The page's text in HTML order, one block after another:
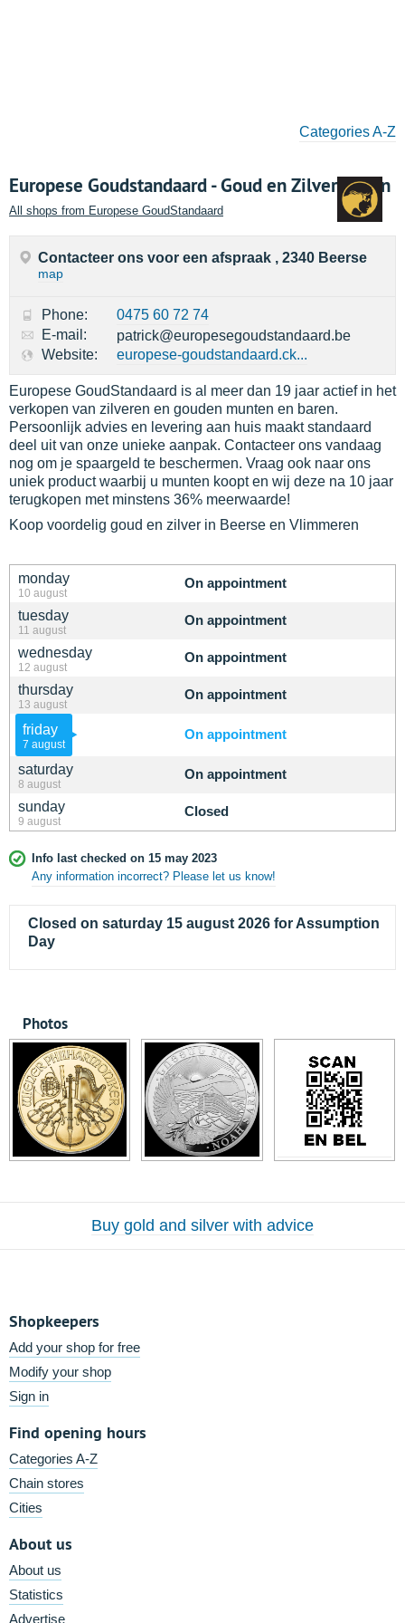
Categories A-Z
Europese Goudstandaard - Goud en Zilver kopen
All shops from Europese GoudStandaard
monday
10 august
On appointment
tuesday
11 august
On appointment
wednesday
12 august
On appointment
thursday
13 august
On appointment
friday
7 august
On appointment
saturday
8 august
On appointment
sunday
9 august
Closed
Info last checked on 15 may 2023
Any information incorrect? Please let us know!
Closed on saturday 15 august 2026 for Assumption
Day
Contacteer ons voor een afspraak , 2340 Beerse
map
Phone:
0475 60 72 74
E-mail:
patrick@europesegoudstandaard.be
Website:
europese-goudstandaard.ck...
Europese GoudStandaard is al meer dan 19 jaar actief in het
verkopen van zilveren en gouden munten en baren.
Persoonlijk advies en levering aan huis maakt standaard
deel uit van onze unieke aanpak. Contacteer ons vandaag
nog om je spaargeld te beschermen. Vraag ook naar ons
uniek product waarbij u munten koopt en wij deze na 10 jaar
terugkopen met minstens 36% meerwaarde!
Koop voordelig goud en zilver in Beerse en Vlimmeren
Photos
Buy gold and silver with advice
Shopkeepers
Add your shop for free
Modify your shop
Sign in
Find opening hours
Categories A-Z
Chain stores
Cities
About us
About us
Statistics
Advertise